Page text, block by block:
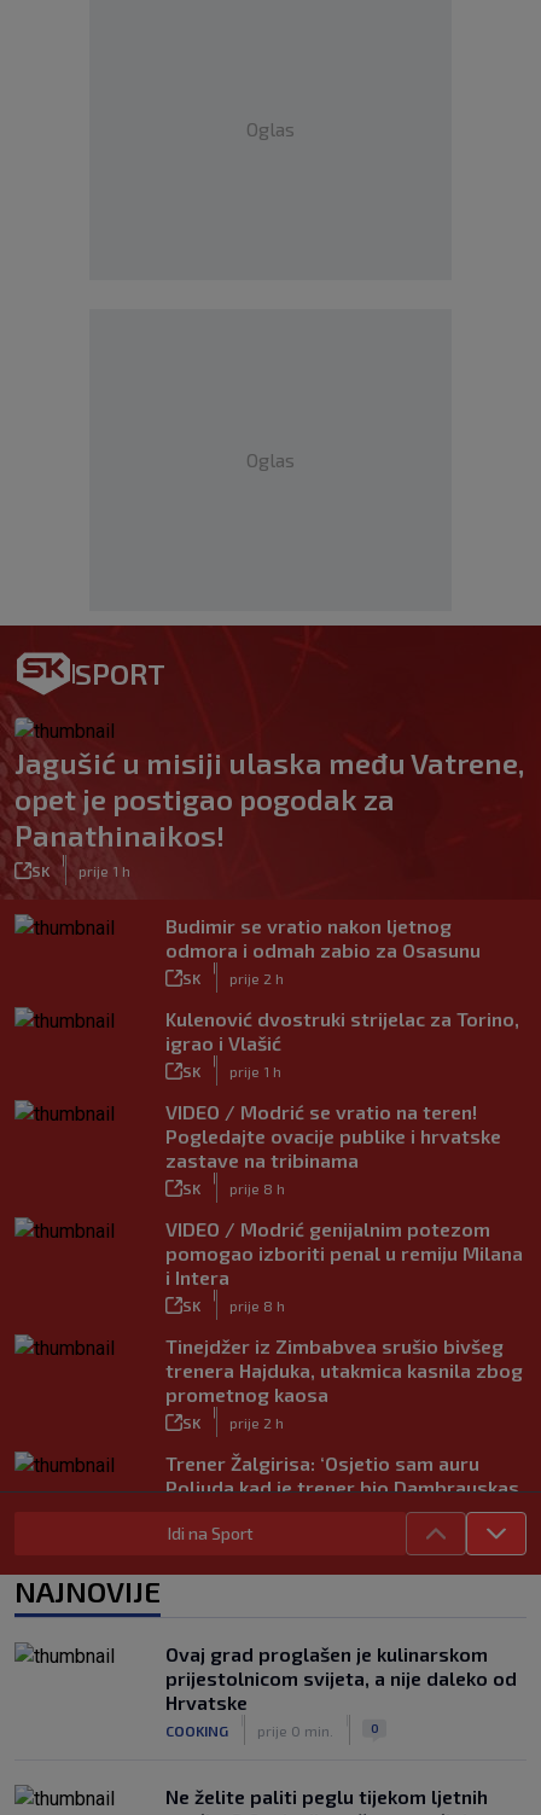
Oglas
Oglas
SPORT
Jagušić u misiji ulaska među Vatrene,
opet je postigao pogodak za
Panathinaikos!
SK prije 1 h
Budimir se vratio nakon ljetnog
odmora i odmah zabio za Osasunu
SK prije 2 h
Kulenović dvostruki strijelac za Torino,
igrao i Vlašić
SK prije 1 h
VIDEO / Modrić se vratio na teren!
Pogledajte ovacije publike i hrvatske
zastave na tribinama
SK prije 8 h
VIDEO / Modrić genijalnim potezom
pomogao izboriti penal u remiju Milana
i Intera
SK prije 8 h
Tinejdžer iz Zimbabvea srušio bivšeg
trenera Hajduka, utakmica kasnila zbog
prometnog kaosa
SK prije 2 h
Trener Žalgirisa: ‘Osjetio sam auru
Poljuda kad je trener bio Dambrauskas.
Hajduk danas igra nestabilno’
SK
|
prije 4 h
Vatreni u Cityju sve bolji: ‘Kovačić
SK prije 4 h
Luis Figo žestoko prozvao Infantina:
‘Najniže, najlopovskije i kukavički
sebično ponašanje. Mora otići!’
Idi na Sport
NAJNOVIJE
Ovaj grad proglašen je kulinarskom
prijestolnicom svijeta, a nije daleko od
Hrvatske
COOKING prije 0 min. 0
Ne želite paliti peglu tijekom ljetnih